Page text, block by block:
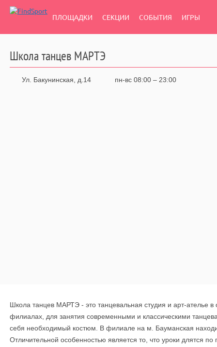
ПЛОЩАДКИ СЕКЦИИ СОБЫТИЯ ИГРЫ
Школа танцев МАРТЭ
Ул. Бакунинская, д.14 пн-вс 08:00 – 23:00
Школа танцев МАРТЭ - это танцевальная студия и арт-ателье
филиалах, для занятия современными и классическими
себя необходимый костюм. В филиале на м. Бауманская
Отличительной особенностью является то, что уроки длятся